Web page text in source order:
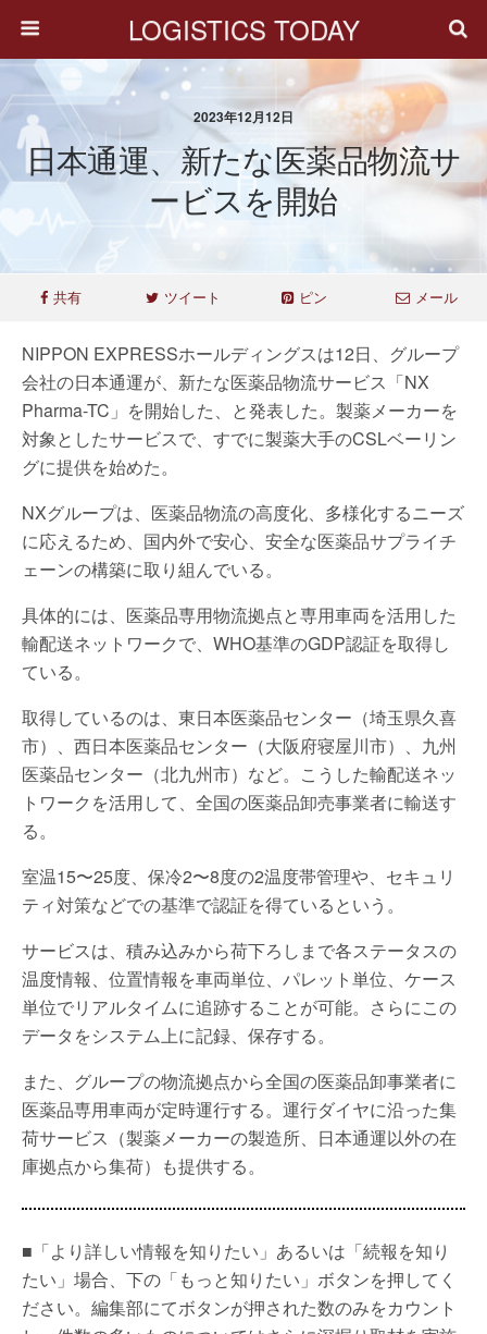
LOGISTICS TODAY
2023年12月12日
日本通運、新たな医薬品物流サ
ービスを開始
共有 ツイート ピン メール
NIPPON EXPRESSホールディングスは12日、グループ
会社の日本通運が、新たな医薬品物流サービス「NX
Pharma-TC」を開始した、と発表した。製薬メーカーを
対象としたサービスで、すでに製薬大手のCSLベーリン
グに提供を始めた。
NXグループは、医薬品物流の高度化、多様化するニーズ
に応えるため、国内外で安心、安全な医薬品サプライチ
ェーンの構築に取り組んでいる。
具体的には、医薬品専用物流拠点と専用車両を活用した
輸配送ネットワークで、WHO基準のGDP認証を取得し
ている。
取得しているのは、東日本医薬品センター（埼玉県久喜
市）、西日本医薬品センター（大阪府寝屋川市）、九州
医薬品センター（北九州市）など。こうした輸配送ネッ
トワークを活用して、全国の医薬品卸売事業者に輸送す
る。
室温15〜25度、保冷2〜8度の2温度帯管理や、セキュリ
ティ対策などでの基準で認証を得ているという。
サービスは、積み込みから荷下ろしまで各ステータスの
温度情報、位置情報を車両単位、パレット単位、ケース
単位でリアルタイムに追跡することが可能。さらにこの
データをシステム上に記録、保存する。
また、グループの物流拠点から全国の医薬品卸事業者に
医薬品専用車両が定時運行する。運行ダイヤに沿った集
荷サービス（製薬メーカーの製造所、日本通運以外の在
庫拠点から集荷）も提供する。
■「より詳しい情報を知りたい」あるいは「続報を知り
たい」場合、下の「もっと知りたい」ボタンを押してく
ださい。編集部にてボタンが押された数のみをカウント